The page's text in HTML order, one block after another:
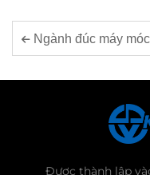
Ngành đúc máy móc nói chung và tuabin gió: Báo cáo năm 2026 về các thành phần chủ chốt
Được thành lập